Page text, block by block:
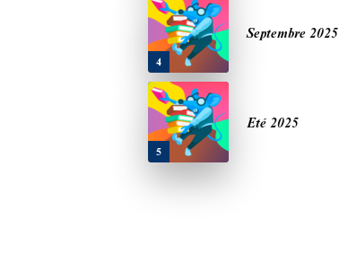
4
Septembre 2025
5
Eté 2025